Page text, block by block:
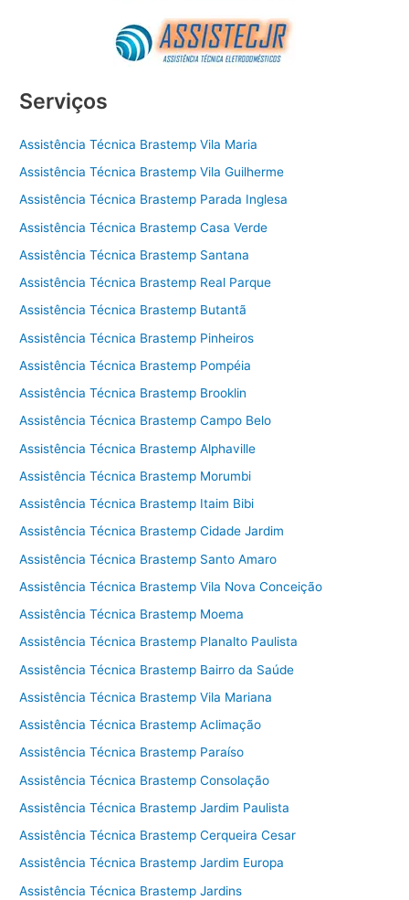
Serviços
Assistência Técnica Brastemp Vila Maria
Assistência Técnica Brastemp Vila Guilherme
Assistência Técnica Brastemp Parada Inglesa
Assistência Técnica Brastemp Casa Verde
Assistência Técnica Brastemp Santana
Assistência Técnica Brastemp Real Parque
Assistência Técnica Brastemp Butantã
Assistência Técnica Brastemp Pinheiros
Assistência Técnica Brastemp Pompéia
Assistência Técnica Brastemp Brooklin
Assistência Técnica Brastemp Campo Belo
Assistência Técnica Brastemp Alphaville
Assistência Técnica Brastemp Morumbi
Assistência Técnica Brastemp Itaim Bibi
Assistência Técnica Brastemp Cidade Jardim
Assistência Técnica Brastemp Santo Amaro
Assistência Técnica Brastemp Vila Nova Conceição
Assistência Técnica Brastemp Moema
Assistência Técnica Brastemp Planalto Paulista
Assistência Técnica Brastemp Bairro da Saúde
Assistência Técnica Brastemp Vila Mariana
Assistência Técnica Brastemp Aclimação
Assistência Técnica Brastemp Paraíso
Assistência Técnica Brastemp Consolação
Assistência Técnica Brastemp Jardim Paulista
Assistência Técnica Brastemp Cerqueira Cesar
Assistência Técnica Brastemp Jardim Europa
Assistência Técnica Brastemp Jardins